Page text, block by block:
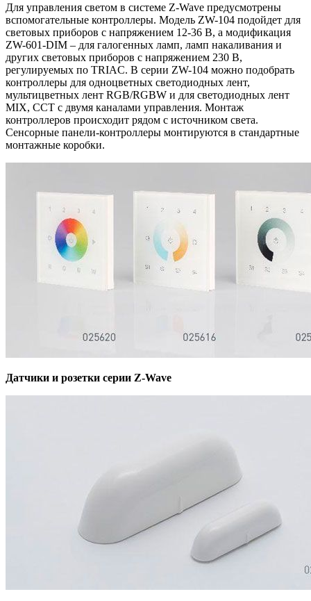
Для управления светом в системе Z-Wave предусмотрены
вспомогательные контроллеры. Модель ZW-104 подойдет для
световых приборов с напряжением 12-36 В, а модификация
ZW-601-DIM – для галогенных ламп, ламп накаливания и
других световых приборов с напряжением 230 В,
регулируемых по TRIAC. В серии ZW-104 можно подобрать
контроллеры для одноцветных светодиодных лент,
мультицветных лент RGB/RGBW и для светодиодных лент
MIX, CCT с двумя каналами управления. Монтаж
контроллеров происходит рядом с источником света.
Сенсорные панели-контроллеры монтируются в стандартные
монтажные коробки.
Датчики и розетки серии Z-Wave